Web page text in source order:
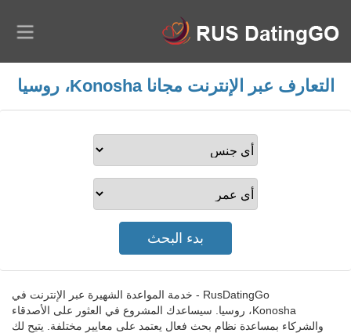
التعارف عبر الإنترنت مجانا Konosha، روسيا
RusDatingGo - خدمة المواعدة الشهيرة عبر الإنترنت في
Konosha، روسيا. سيساعدك المشروع في العثور على الأصدقاء
والشركاء بمساعدة نظام بحث فعال يعتمد على معايير مختلفة. يتيح لك